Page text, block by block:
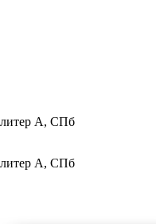
А, СПб
А, СПб